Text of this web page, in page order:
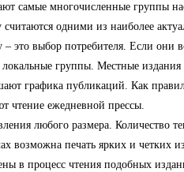
самые многочисленные группы
одними из наиболее
– это выбор потребителя. Если
локальные группы. Местные
графика публикаций. Как
чтение ежедневной прессы.
любого размера. Количество
возможна печать ярких и четких
в процесс чтения подобных